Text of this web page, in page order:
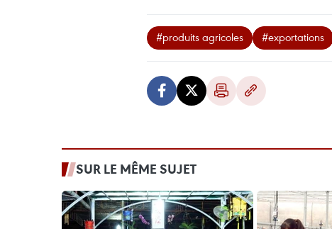
#produits agricoles #exportations
SUR LE MÊME SUJET